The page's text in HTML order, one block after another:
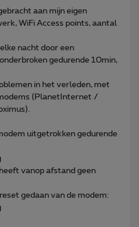
aan mijn eigen
WiFi Access points, aantal
nacht door een
gedurende 10min,
in het verleden, met
(PlanetInternet /
uitgetrokken gedurende
vanop afstand geen
gedaan van de modem: